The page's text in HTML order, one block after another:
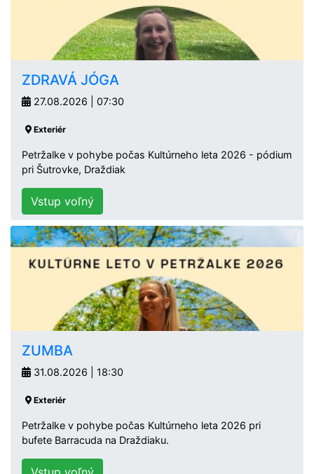
ZDRAVÁ JÓGA
27.08.2026 | 07:30
Exteriér
Petržalke v pohybe počas Kultúrneho leta 2026 - pódium
pri Šutrovke, Draždiak
Vstup voľný
ZUMBA
31.08.2026 | 18:30
Exteriér
Petržalke v pohybe počas Kultúrneho leta 2026 pri
bufete Barracuda na Draždiaku.